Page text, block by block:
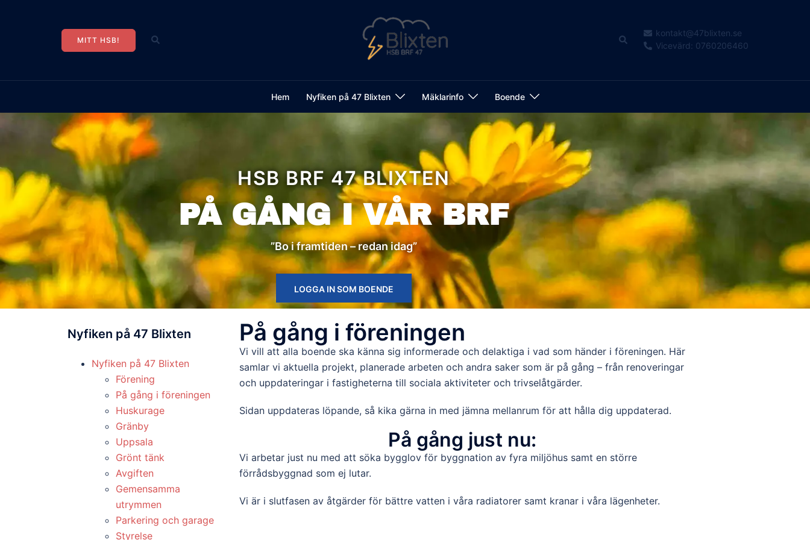
MITT HSB!
kontakt@47blixten.se
Vicevärd: 0760206460
Hem Nyfiken på 47 Blixten Mäklarinfo Boende
HSB BRF 47 BLIXTEN
PÅ GÅNG I VÅR BRF
”Bo i framtiden – redan idag”
LOGGA IN SOM BOENDE
Nyfiken på 47 Blixten
Nyfiken på 47 Blixten
Förening
På gång i föreningen
Huskurage
Gränby
Uppsala
Grönt tänk
Avgiften
Gemensamma
utrymmen
Parkering och garage
Styrelse
På gång i föreningen
Vi vill att alla boende ska känna sig informerade och delaktiga i vad som händer i föreningen. Här
samlar vi aktuella projekt, planerade arbeten och andra saker som är på gång – från renoveringar
och uppdateringar i fastigheterna till sociala aktiviteter och trivselåtgärder.
Sidan uppdateras löpande, så kika gärna in med jämna mellanrum för att hålla dig uppdaterad.
På gång just nu:
Vi arbetar just nu med att söka bygglov för byggnation av fyra miljöhus samt en större
förrådsbyggnad som ej lutar.
Vi är i slutfasen av åtgärder för bättre vatten i våra radiatorer samt kranar i våra lägenheter.